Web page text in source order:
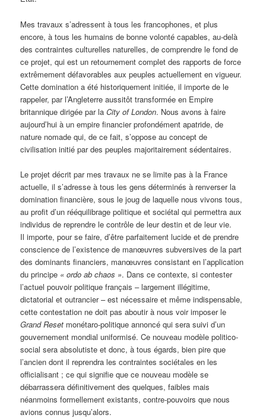
Mes travaux s’adressent à tous les francophones, et plus
encore, à tous les humains de bonne volonté capables, au-delà
des contraintes culturelles naturelles, de comprendre le fond de
ce projet, qui est un retournement complet des rapports de force
extrêmement défavorables aux peuples actuellement en vigueur.
Cette domination a été historiquement initiée, il importe de le
rappeler, par l’Angleterre aussitôt transformée en Empire
britannique dirigée par laCity of London. Nous avons à faire
aujourd’hui à un empire financier profondément apatride, de
nature nomade qui, de ce fait, s’oppose au concept de
civilisation initié par des peuples majoritairement sédentaires.
Le projet décrit par mes travaux ne se limite pas à la France
actuelle, il s’adresse à tous les gens déterminés à renverser la
domination financière, sous le joug de laquelle nous vivons tous,
au profit d’un rééquilibrage politique et sociétal qui permettra aux
individus de reprendre le contrôle de leur destin et de leur vie.
Il importe, pour se faire, d’être parfaitement lucide et de prendre
conscience de l’existence de manœuvres subversives de la part
des dominants financiers, manœuvres consistant en l’application
du principe « ordo ab chaos ». Dans ce contexte, si contester
l’actuel pouvoir politique français – largement illégitime,
dictatorial et outrancier – est nécessaire et même indispensable,
cette contestation ne doit pas aboutir à nous voir imposer le
Grand Reset monétaro-politique annoncé qui sera suivi d’un
gouvernement mondial uniformisé. Ce nouveau modèle politico-
social sera absolutiste et donc, à tous égards, bien pire que
l’ancien dont il reprendra les contraintes sociétales en les
officialisant ; ce qui signifie que ce nouveau modèle se
débarrassera définitivement des quelques, faibles mais
néanmoins formellement existants, contre-pouvoirs que nous
avions connus jusqu’alors.